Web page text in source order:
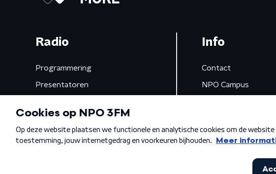
Radio
Programmering
Presentatoren
Gemist
Info
Contact
NPO Campus
Algemene voorwaarden Privacybeleid